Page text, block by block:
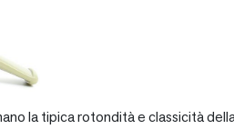
la tipica rotondità e classicità